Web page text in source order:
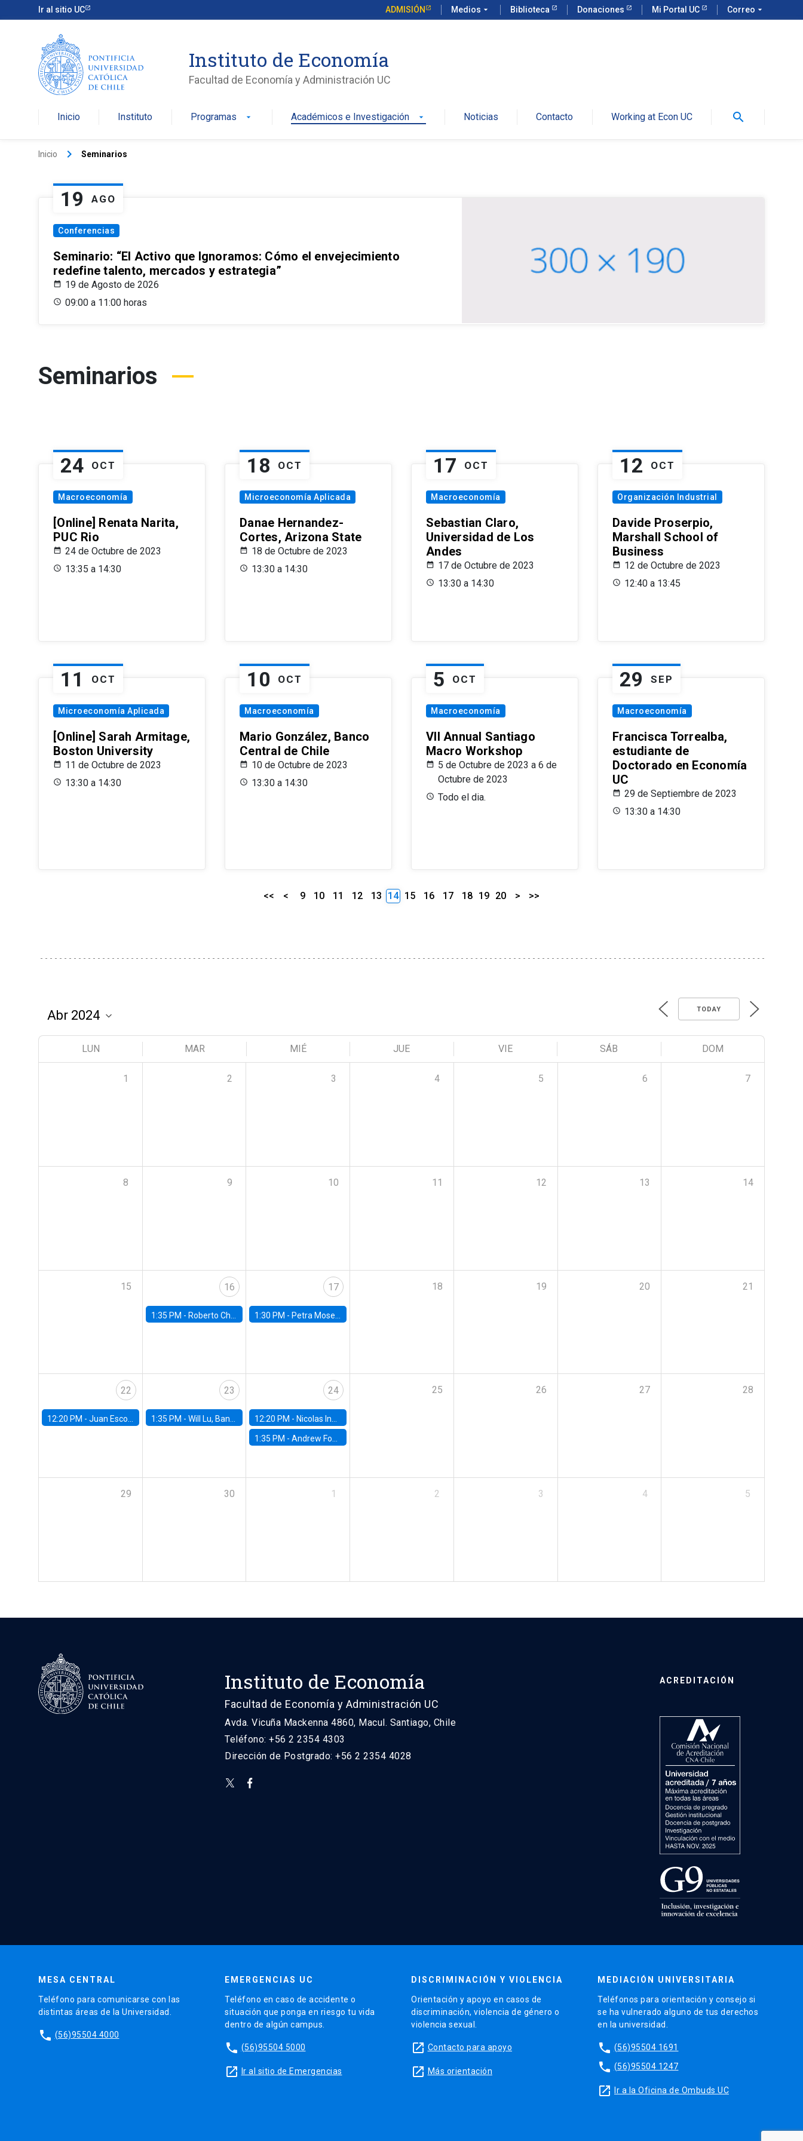
Ir al sitio UC ADMISIÓN Medios arrow_drop_down Biblioteca Donaciones Mi Portal UC Correo arrow_drop_down
Instituto de Economía
Facultad de Economía y Administración UC
Inicio Instituto Programas arrow_drop_down Académicos e Investigación arrow_drop_down Noticias Contacto Working at Econ UC search
Inicio keyboard_arrow_right Seminarios
19 AGO
Conferencias
Seminario: “El Activo que Ignoramos: Cómo el envejecimiento
redefine talento, mercados y estrategia”
19 de Agosto de 2026
09:00 a 11:00 horas
Seminarios
24 OCT
Macroeconomía
[Online] Renata Narita,
PUC Rio
24 de Octubre de 2023
13:35 a 14:30
18 OCT
Microeconomía Aplicada
Danae Hernandez-
Cortes, Arizona State
18 de Octubre de 2023
13:30 a 14:30
17 OCT
Macroeconomía
Sebastian Claro,
Universidad de Los
Andes
17 de Octubre de 2023
13:30 a 14:30
12 OCT
Organización Industrial
Davide Proserpio,
Marshall School of
Business
12 de Octubre de 2023
12:40 a 13:45
11 OCT
Microeconomía Aplicada
[Online] Sarah Armitage,
Boston University
11 de Octubre de 2023
13:30 a 14:30
10 OCT
Macroeconomía
Mario González, Banco
Central de Chile
10 de Octubre de 2023
13:30 a 14:30
5 OCT
Macroeconomía
VII Annual Santiago
Macro Workshop
5 de Octubre de 2023 a 6 de
Octubre de 2023
Todo el dia.
29 SEP
Macroeconomía
Francisca Torrealba,
estudiante de
Doctorado en Economía
UC
29 de Septiembre de 2023
13:30 a 14:30
<< < 9 10 11 12 13 14 15 16 17 18 19 20 > >>
TODAY
LUN MAR MIÉ JUE VIE SÁB DOM
1 2 3 4 5 6 7
8 9 10 11 12 13 14
15 16
1:35 PM - Roberto Chang, Rutgers University
17
1:30 PM - Petra Moser, NYU Stern
18 19 20 21
22
12:20 PM - Juan Escobar, Universidad de Chile
23
1:35 PM - Will Lu, Banco Central de Chile
24
12:20 PM - Nicolas Inostroza, Rotman School of Management, University of Toronto
1:35 PM -Andrew Foster, Brown University
25 26 27 28
29 30 1 2 3 4 5
Instituto de Economía
Facultad de Economía y Administración UC
Avda. Vicuña Mackenna 4860, Macul. Santiago, Chile
Teléfono: +56 2 2354 4303
Dirección de Postgrado: +56 2 2354 4028
ACREDITACIÓN
MESA CENTRAL
Teléfono para comunicarse con las
distintas áreas de la Universidad.
phone (56)95504 4000
EMERGENCIAS UC
Teléfono en caso de accidente o
situación que ponga en riesgo tu vida
dentro de algún campus.
phone (56)95504 5000
launch Ir al sitio de Emergencias
DISCRIMINACIÓN Y VIOLENCIA
Orientación y apoyo en casos de
discriminación, violencia de género o
violencia sexual.
launch Contacto para apoyo
launch Más orientación
MEDIACIÓN UNIVERSITARIA
Teléfonos para orientación y consejo si
se ha vulnerado alguno de tus derechos
en la universidad.
phone (56)95504 1691
phone (56)95504 1247
launch Ir a la Oficina de Ombuds UC